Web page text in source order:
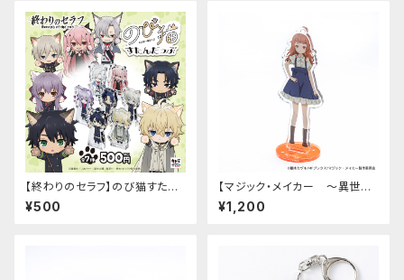
【終わりのセラフ】のび猫すたん
だっぷ
¥500
【マジック・メイカー ～異世界
魔法の作り方～】アクリルスタン
ド（マリー）
¥1,200